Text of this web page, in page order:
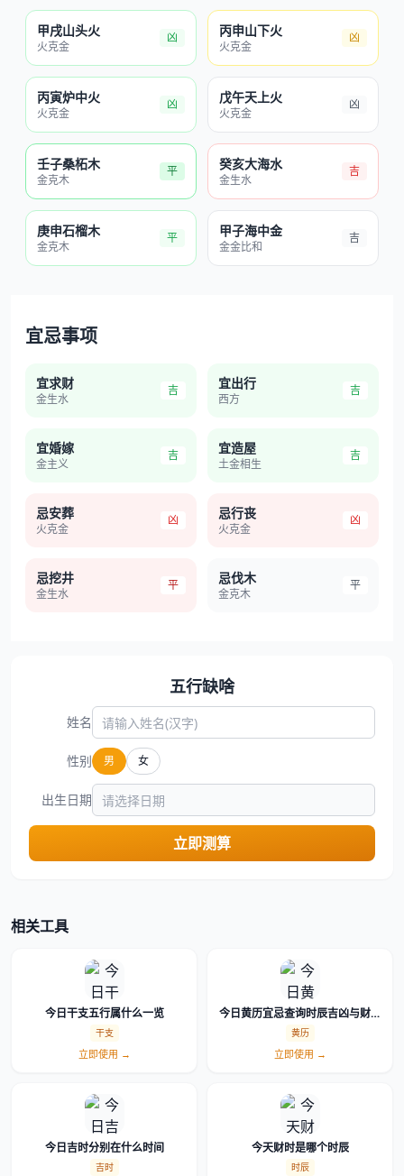
甲戌山头火
火克金
凶 丙申山下火
火克金
凶
丙寅炉中火
火克金
凶 戊午天上火
火克金
凶
壬子桑柘木
金克木
平 癸亥大海水
金生水
吉
庚申石榴木
金克木
平 甲子海中金
金金比和
吉
宜忌事项
宜求财
金生水
吉 宜出行
西方
吉
宜婚嫁
金主义
吉 宜造屋
土金相生
吉
忌安葬
火克金
凶 忌行丧
火克金
凶
忌挖井
金生水
平 忌伐木
金克木
平
五行缺啥
姓名
性别 男 女
出生日期
立即测算
相关工具
今日干支五行属什么一览
干支
立即使用 →
今日黄历宜忌查询时辰吉凶与财神
方位
黄历
立即使用 →
今日吉时分别在什么时间
吉时
今天财时是哪个时辰
时辰